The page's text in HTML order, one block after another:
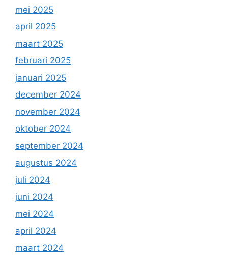
mei 2025
april 2025
maart 2025
februari 2025
januari 2025
december 2024
november 2024
oktober 2024
september 2024
augustus 2024
juli 2024
juni 2024
mei 2024
april 2024
maart 2024